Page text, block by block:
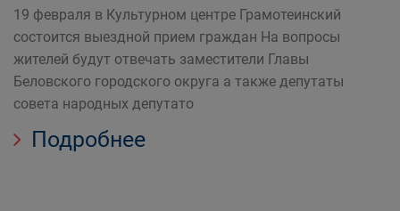
19 февраля в Культурном центре Грамотеинский
состоится выездной прием граждан На вопросы
жителей будут отвечать заместители Главы
Беловского городского округа а также депутаты
совета народных депутато
Подробнее